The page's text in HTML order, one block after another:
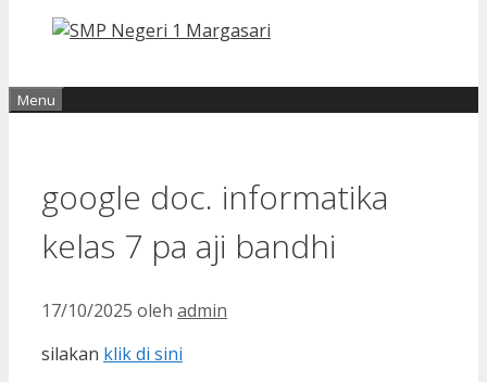
Menu
google doc. informatika
kelas 7 pa aji bandhi
17/10/2025 oleh admin
silakan klik di sini